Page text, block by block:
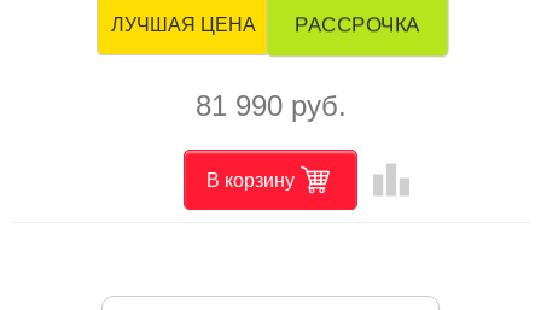
ЛУЧШАЯ ЦЕНА РАССРОЧКА
81 990 руб.
В корзину leaderboard